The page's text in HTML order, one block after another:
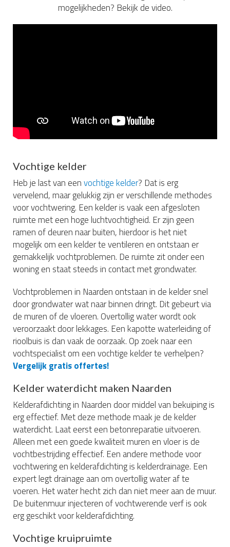
mogelijkheden? Bekijk de video.
Vochtige kelder
Heb je last van eenvochtige kelder? Dat is erg
vervelend, maar gelukkig zijn er verschillende methodes
voor vochtwering. Een kelder is vaak een afgesloten
ruimte met een hoge luchtvochtigheid. Er zijn geen
ramen of deuren naar buiten, hierdoor is het niet
mogelijk om een kelder te ventileren en ontstaan er
gemakkelijk vochtproblemen. De ruimte zit onder een
woning en staat steeds in contact met grondwater.
Vochtproblemen in Naarden ontstaan in de kelder snel
door grondwater wat naar binnen dringt. Dit gebeurt via
de muren of de vloeren. Overtollig water wordt ook
veroorzaakt door lekkages. Een kapotte waterleiding of
rioolbuis is dan vaak de oorzaak. Op zoek naar een
vochtspecialist om een vochtige kelder te verhelpen?
Vergelijk gratis offertes!
Kelder waterdicht maken Naarden
Kelderafdichting in Naarden door middel van bekuiping is
erg effectief. Met deze methode maak je de kelder
waterdicht. Laat eerst een betonreparatie uitvoeren.
Alleen met een goede kwaliteit muren en vloer is de
vochtbestrijding effectief. Een andere methode voor
vochtwering en kelderafdichting is kelderdrainage. Een
expert legt drainage aan om overtollig water af te
voeren. Het water hecht zich dan niet meer aan de muur.
De buitenmuur injecteren of vochtwerende verf is ook
erg geschikt voor kelderafdichting.
Vochtige kruipruimte